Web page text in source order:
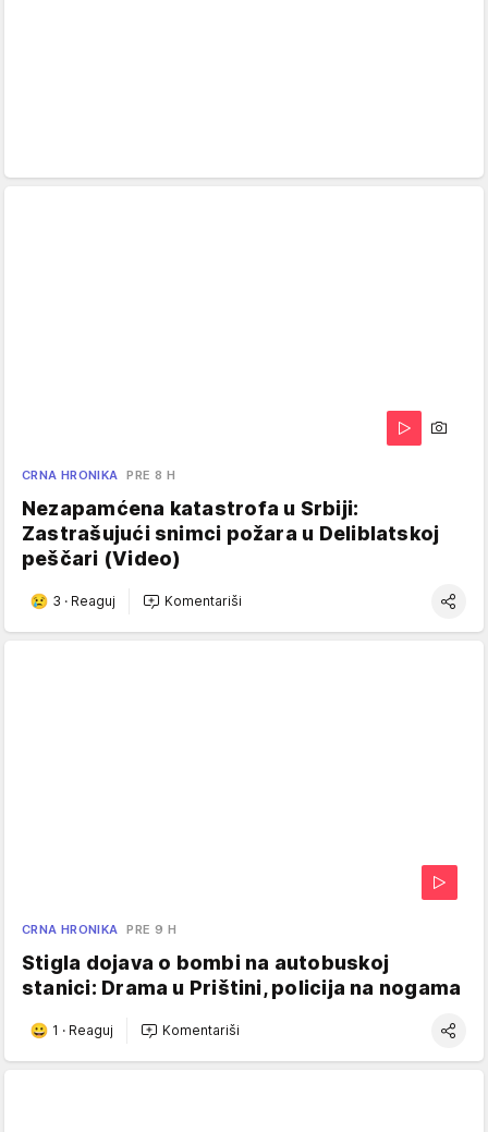
CRNA HRONIKA PRE 8 H
Nezapamćena katastrofa u Srbiji:
Zastrašujući snimci požara u Deliblatskoj
peščari (Video)
3 · Reaguj Komentariši
CRNA HRONIKA PRE 9 H
Stigla dojava o bombi na autobuskoj
stanici: Drama u Prištini, policija na nogama
1 · Reaguj Komentariši